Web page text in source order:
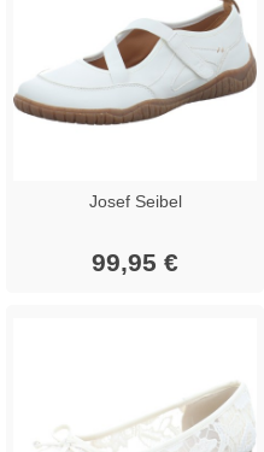
Josef Seibel
99,95 €